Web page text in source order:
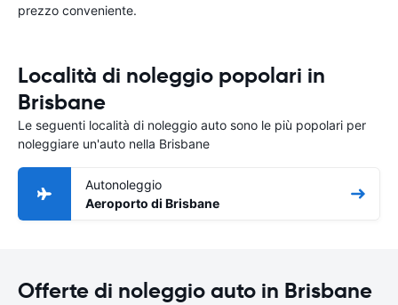
prezzo conveniente.
Località di noleggio popolari in
Brisbane
Le seguenti località di noleggio auto sono le più popolari per
noleggiare un'auto nella Brisbane
Autonoleggio
Aeroporto di Brisbane
Offerte di noleggio auto in Brisbane